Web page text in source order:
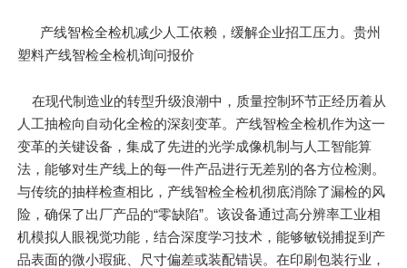
产线智检全检机减少人工依赖，缓解企业招工压力。贵州
塑料产线智检全检机询问报价
在现代制造业的转型升级浪潮中，质量控制环节正经历着从
人工抽检向自动化全检的深刻变革。产线智检全检机作为这一
变革的关键设备，集成了先进的光学成像机制与人工智能算
法，能够对生产线上的每一件产品进行无差别的各方位检测。
与传统的抽样检查相比，产线智检全检机彻底消除了漏检的风
险，确保了出厂产品的“零缺陷”。该设备通过高分辨率工业相
机模拟人眼视觉功能，结合深度学习技术，能够敏锐捕捉到产
品表面的微小瑕疵、尺寸偏差或装配错误。在印刷包装行业，